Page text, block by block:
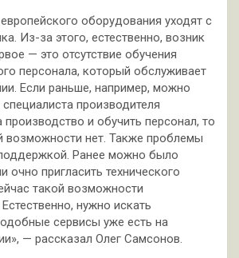
оборудования уходят с
Из-за этого, естественно, возник
— это отсутствие обучения
персонала, который обслуживает
Если раньше, например, можно
производителя
и обучить персонал, то
возможности нет. Также проблемы
Ранее можно было
очно пригласить технического
такой возможности
нужно искать
сервисы уже есть на
— рассказал Олег Самсонов.